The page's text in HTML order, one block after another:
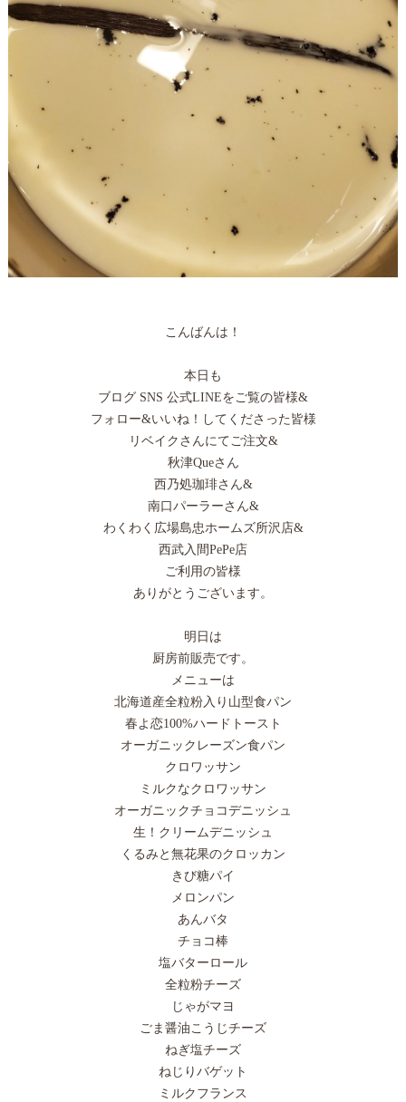
こんばんは！
本日も
ブログ SNS 公式LINEをご覧の皆様&
フォロー&いいね！してくださった皆様
リベイクさんにてご注文&
秋津Queさん
西乃処珈琲さん&
南口パーラーさん&
わくわく広場島忠ホームズ所沢店&
西武入間PePe店
ご利用の皆様
ありがとうございます。
明日は
厨房前販売です。
メニューは
北海道産全粒粉入り山型食パン
春よ恋100%ハードトースト
オーガニックレーズン食パン
クロワッサン
ミルクなクロワッサン
オーガニックチョコデニッシュ
生！クリームデニッシュ
くるみと無花果のクロッカン
きび糖パイ
メロンパン
あんバタ
チョコ棒
塩バターロール
全粒粉チーズ
じゃがマヨ
ごま醤油こうじチーズ
ねぎ塩チーズ
ねじりバゲット
ミルクフランス